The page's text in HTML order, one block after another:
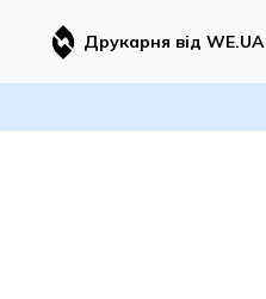
Друкарня від WE.UA